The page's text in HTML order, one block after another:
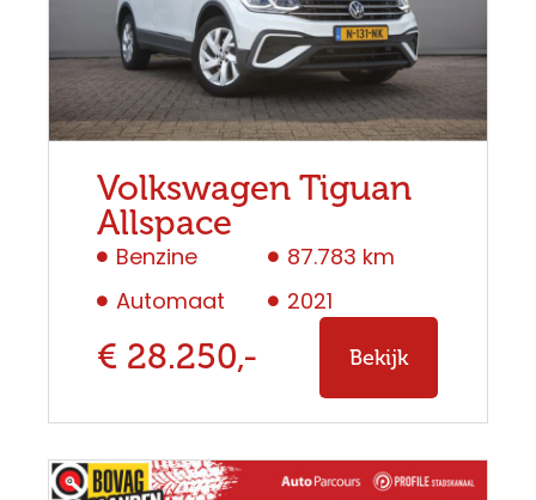
Volkswagen Tiguan
Allspace
Benzine
Automaat
87.783 km
2021
€ 28.250,- Bekijk